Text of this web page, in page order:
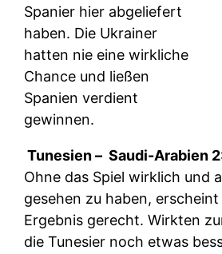
Spanier hier abgeliefert
haben. Die Ukrainer
hatten nie eine wirkliche
Chance und ließen
Spanien verdient
gewinnen.
Tunesien – Saudi-Arabien
Ohne das Spiel wirklich und
gesehen zu haben,
Ergebnis gerecht. Wirkten
die Tunesier noch etwas